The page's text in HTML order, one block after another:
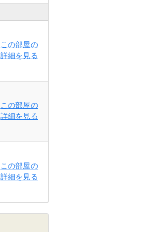
この部屋の
詳細を見る
この部屋の
詳細を見る
この部屋の
詳細を見る